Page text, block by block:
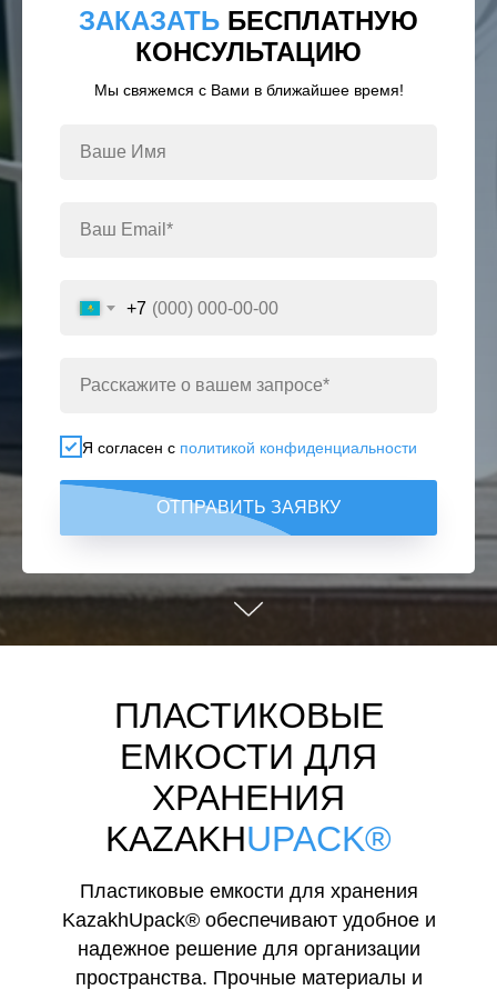
ЗАКАЗАТЬ БЕСПЛАТНУЮ
КОНСУЛЬТАЦИЮ
Мы свяжемся с Вами в ближайшее время!
+7
Я согласен с политикой конфиденциальности
ОТПРАВИТЬ ЗАЯВКУ
ПЛАСТИКОВЫЕ
ЕМКОСТИ ДЛЯ
ХРАНЕНИЯ
KAZAKHUPACK®
Пластиковые емкости для хранения
KazakhUpack® обеспечивают удобное и
надежное решение для организации
пространства. Прочные материалы и